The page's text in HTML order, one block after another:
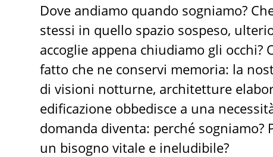
Dove andiamo quando sogniamo?
stessi in quello spazio sospeso,
accoglie appena chiudiamo gli occhi?
fatto che ne conservi memoria: la
di visioni notturne, architetture
edificazione obbedisce a una
domanda diventa: perché sogniamo?
un bisogno vitale e ineludibile?